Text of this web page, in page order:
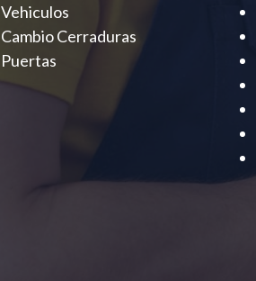
Vehiculos
Cambio Cerraduras
Puertas